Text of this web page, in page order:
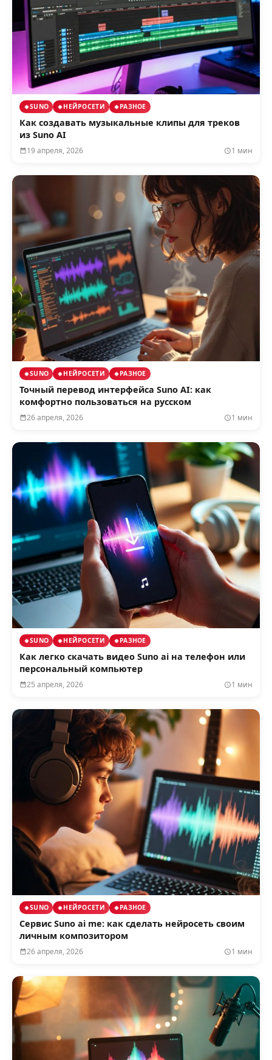
SUNO НЕЙРОСЕТИ РАЗНОЕ
Как создавать музыкальные клипы для треков
из Suno AI
19 апреля, 2026 1 мин
SUNO НЕЙРОСЕТИ РАЗНОЕ
Точный перевод интерфейса Suno AI: как
комфортно пользоваться на русском
26 апреля, 2026 1 мин
SUNO НЕЙРОСЕТИ РАЗНОЕ
Как легко скачать видео Suno ai на телефон или
персональный компьютер
25 апреля, 2026 1 мин
SUNO НЕЙРОСЕТИ РАЗНОЕ
Сервис Suno ai me: как сделать нейросеть своим
личным композитором
26 апреля, 2026 1 мин